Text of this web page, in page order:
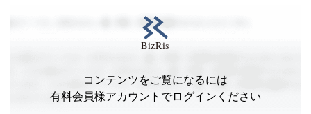
コンテンツをご覧になるには
有料会員様アカウントでログインください